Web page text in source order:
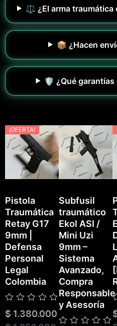
⚖️ ¿El arma traumática
📦 ¿Hacen
🛡️ ¿Qué garantías
¡OFERTA!
Pistola
Traumática
Retay G17
9mm |
Defensa
Personal
Legal
Colombia
Valorado
con
0
$1.380.000
Subfusil
traumático
Ekol ASI /
Mini Uzi
9mm –
Sistema
Avanzado,
Compra
Responsable
y Asesoría
0